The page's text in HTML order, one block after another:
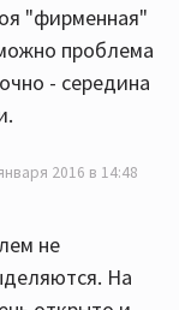
"фирменная"
проблема
- середина
2016 в 14:48
не
На